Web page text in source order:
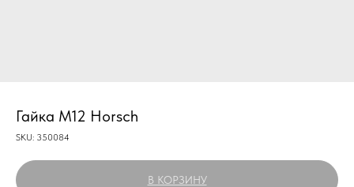
Гайка M12 Horsch
SKU: 350084
В КОРЗИНУ